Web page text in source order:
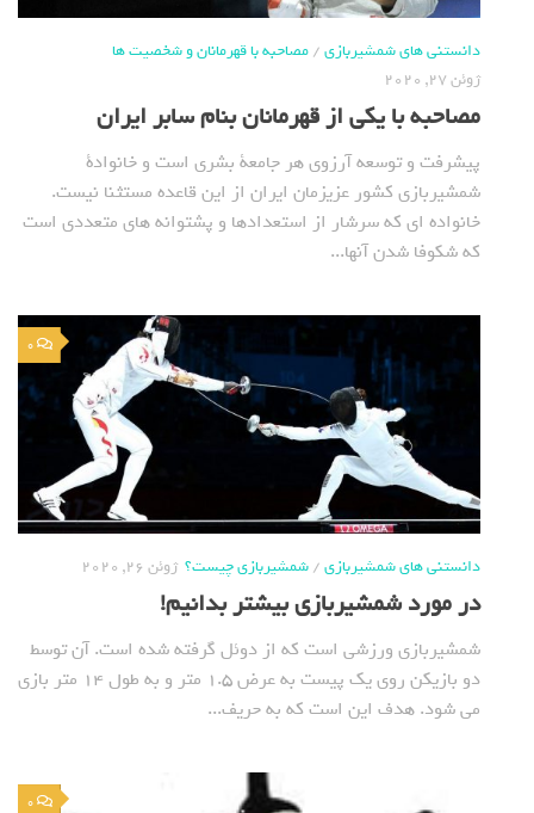
دانستنی های شمشیربازی/مصاحبه با قهرمانان و شخصیت ها
ژوئن 27, 2020
مصاحبه با یکی از قهرمانان بنام سابر ایران
پیشرفت و توسعه آرزوی هر جامعة بشری است و خانوادة
شمشیربازی کشور عزیزمان ایران از این قاعده مستثنا نیست.
خانواده ای که سرشار از استعدادها و پشتوانه های متعددی است
که شکوفا شدن آنها...
0
دانستنی های شمشیربازی/شمشیربازی چیست؟ ژوئن 26, 2020
در مورد شمشیربازی بیشتر بدانیم!
شمشیربازی ورزشی است که از دوئل گرفته شده است. آن توسط
دو بازیکن روی یک پیست به عرض 1.5 متر و به طول 14 متر بازی
می شود. هدف این است که به حریف...
0